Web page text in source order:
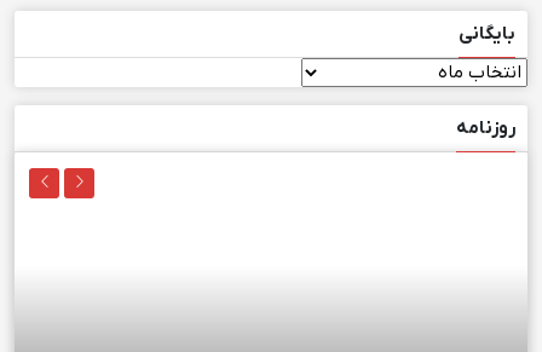
بایگانی
بایگانی
روزنامه